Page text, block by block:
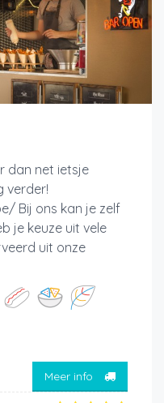
dan net ietsje
verder!
Bij ons kan je zelf
je keuze uit vele
uit onze
Meer info